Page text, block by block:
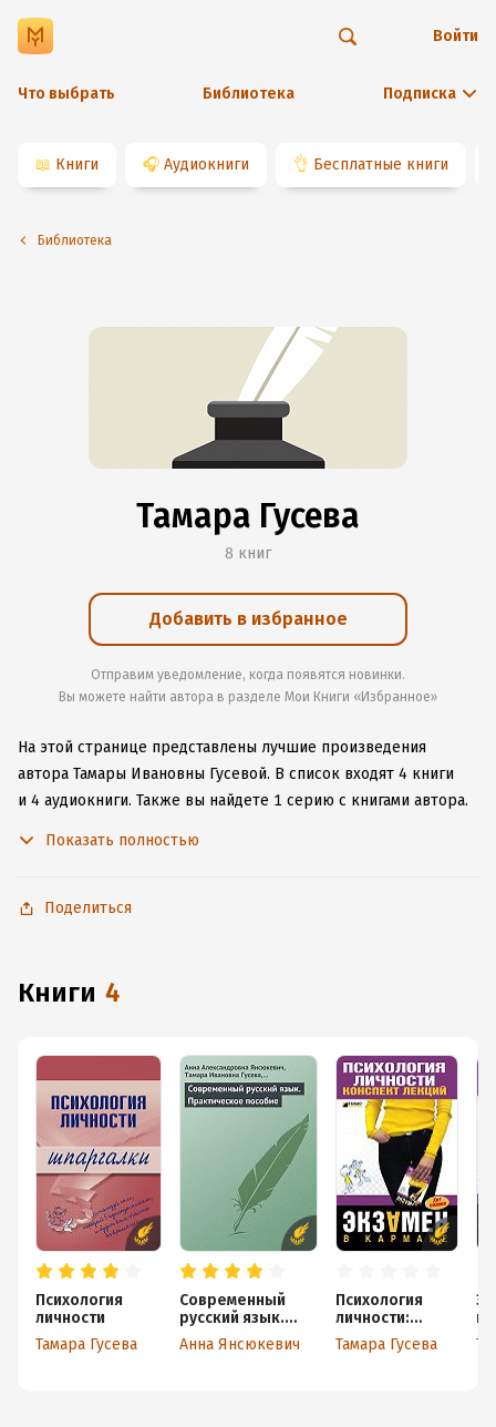
Что выбрать Библиотека Подписка
Войти
📖 Книги 🎧 Аудиокниги 👌 Бесплатные книги
Библиотека
Тамара Гусева
8 книг
Добавить в избранное
Отправим уведомление, когда появятся новинки.
Вы можете найти автора в разделе Мои Книги «Избранное»
На этой странице представлены лучшие произведения
автора Тамары Ивановны Гусевой. В список входят 4 книги
и 4 аудиокниги. Также вы найдете 1 серию с книгами автора.
с любимыми произведениями даже без подключения
Показать полностью
Поделиться
книги 4
Психология
личности
Тамара Гусева
Современный
русский язык.
Практическое
пособие
Анна Янсюкевич
Психология
личности:
конспект
лекций
Тамара Гусева